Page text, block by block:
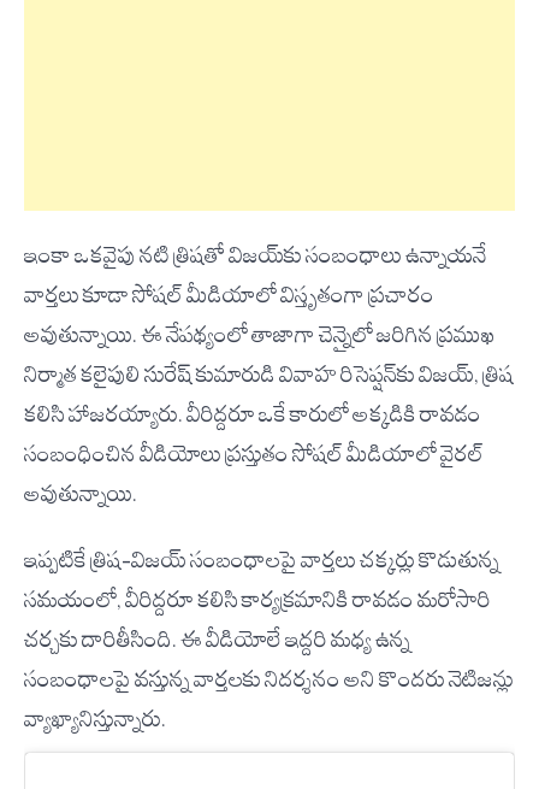
ఇంకా ఒకవైపు నటి త్రిషతో విజయ్‌కు సంబంధాలు ఉన్నాయనే
వార్తలు కూడా సోషల్ మీడియాలో విస్తృతంగా ప్రచారం
అవుతున్నాయి. ఈ నేపథ్యంలో తాజాగా చెన్నైలో జరిగిన ప్రముఖ
నిర్మాత కలైపులి సురేష్ కుమారుడి వివాహ రిసెప్షన్‌కు విజయ్, త్రిష
కలిసి హాజరయ్యారు. వీరిద్దరూ ఒకే కారులో అక్కడికి రావడం
సంబంధించిన వీడియోలు ప్రస్తుతం సోషల్ మీడియాలో వైరల్
అవుతున్నాయి.
ఇప్పటికే త్రిష–విజయ్ సంబంధాలపై వార్తలు చక్కర్లు కొడుతున్న
సమయంలో, వీరిద్దరూ కలిసి కార్యక్రమానికి రావడం మరోసారి
చర్చకు దారితీసింది. ఈ వీడియోలే ఇద్దరి మధ్య ఉన్న
సంబంధాలపై వస్తున్న వార్తలకు నిదర్శనం అని కొందరు నెటిజన్లు
వ్యాఖ్యానిస్తున్నారు.